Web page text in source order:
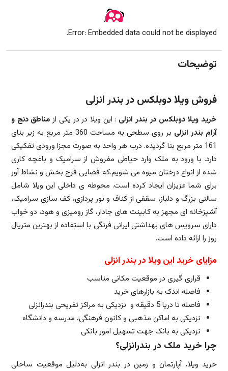
Error: Embedded data could not be displayed.
توضیحات
فروش ویلا دوبلکس در بندر انزلی
خرید ویلا دوبلکس در بندر انزلی : این ویلا در در یکی ازمناطق دنج و
آرام بندر انزلی
بر روی سطحی به مساحت 360 متر مربع به زیر بنای
161 متر مربع بنا گردیده. درب هر واحد به صورت مجزا ورودی تفکیکی
دارد. با ورود به ملک وارد حیاطی مفروش از سرامیک و باغچه کاری
شده از انواع درختان میوه می شویم.که فضایی فرح بخش و نشاط آور
برای شما عزیزان ایجاد کرده است. محوطه ی داخلی این ویلا شامل
سالنی بزرگ و دلباز، سقفی از کناف و نور پردازی، کف سازی سرامیک،
آشپزخانه ای مجهز به کابینت های جادار، گاز رومیزی و هود، دو خواب
دارای سرویس های بهداشتی ایرانی فرنگی با استفاده از بهترین متریال
روز را ارائه داده است.
مزایای خرید این ویلا در بندر انزلی
قراری گیری در موقعیت مکانی مناسب
فاصله اندک به بازارهای خرید
فاصله تا دریا 5 دقیقه و نزدیکی به مراکز تفریحی بندرانزلی
نزدیکی به اماکن مذهبی و کانون فرهنگی، مدرسه و دانشگاه
نزدیکی به بانک جهت تسهیل امور بانکی
چرا خرید ملک در بندرانزلی؟
خرید ویلا، آپارتمان و زمین در بندر انزلی به‌دلیل موقعیت ساحلی